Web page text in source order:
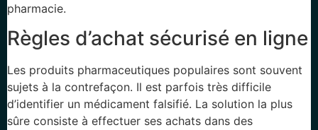
pharmacie.
Règles d’achat sécurisé en ligne
Les produits pharmaceutiques populaires sont souvent
sujets à la contrefaçon. Il est parfois très difficile
d’identifier un médicament falsifié. La solution la plus
sûre consiste à effectuer ses achats dans des